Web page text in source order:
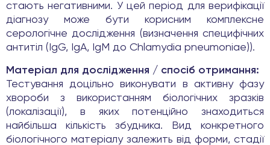
стають негативними. У цей період для верифікації
діагнозу може бути корисним комплексне
серологічне дослідження (визначення специфічних
антитіл (IgG, IgA, IgM до Chlamydia pneumoniae)).
Матеріал для дослідження / спосіб отримання:
Тестування доцільно виконувати в активну фазу
хвороби з використанням біологічних зразків
(локалізації), в яких потенційно знаходиться
найбільша кількість збудника. Вид конкретного
біологічного матеріалу залежить від форми, стадії